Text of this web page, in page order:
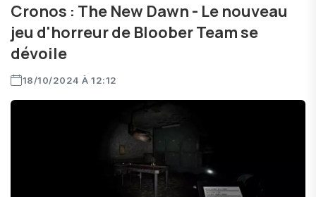
Cronos : The New Dawn - Le nouveau
jeu d'horreur de Bloober Team se
dévoile
18/10/2024 À 12:12